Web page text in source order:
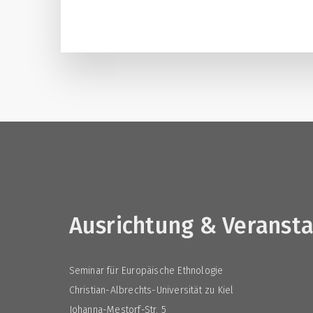
Ausrichtung &
Seminar für Europäische Ethnologie
Christian-Albrechts-Universität zu Kiel
Johanna-Mestorf-Str. 5